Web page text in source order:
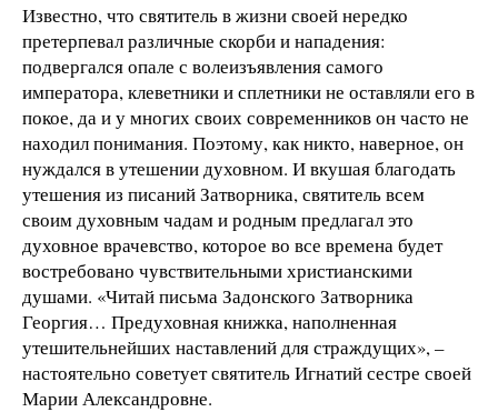
Известно, что святитель в жизни своей нередко
претерпевал различные скорби и нападения:
подвергался опале с волеизъявления самого
императора, клеветники и сплетники не оставляли его в
покое, да и у многих своих современников он часто не
находил понимания. Поэтому, как никто, наверное, он
нуждался в утешении духовном. И вкушая благодать
утешения из писаний Затворника, святитель всем
своим духовным чадам и родным предлагал это
духовное врачевство, которое во все времена будет
востребовано чувствительными христианскими
душами. «Читай письма Задонского Затворника
Георгия… Предуховная книжка, наполненная
утешительнейших наставлений для страждущих», –
настоятельно советует святитель Игнатий сестре своей
Марии Александровне.